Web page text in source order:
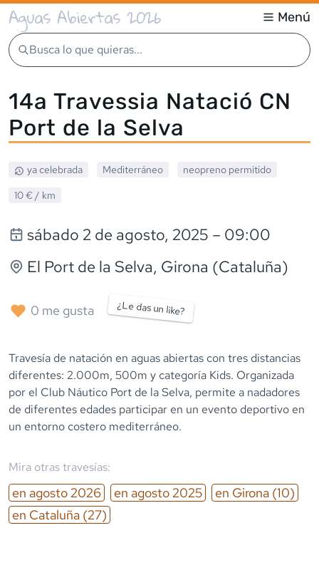
Aguas Abiertas 2026 Menú
Busca lo que quieras...
14a Travessia Natació CN
Port de la Selva
ya celebrada Mediterráneo neopreno permitido
10 € / km
sábado 2 de agosto, 2025 – 09:00
El Port de la Selva, Girona (Cataluña)
0 me gusta ¿Le das un like?
Travesía de natación en aguas abiertas con tres distancias
diferentes: 2.000m, 500m y categoría Kids. Organizada
por el Club Náutico Port de la Selva, permite a nadadores
de diferentes edades participar en un evento deportivo en
un entorno costero mediterráneo.
Mira otras travesías:
en agosto 2026 en agosto 2025 en Girona (10)
en Cataluña (27)